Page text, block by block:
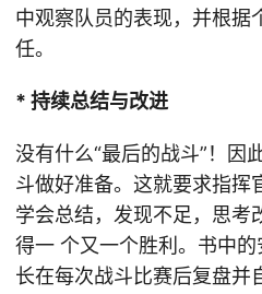
中观察队员的表现，并根据
任。
* 持续总结与改进
没有什么“最后的战斗”！因
斗做好准备。这就要求指挥
学会总结，发现不足，思考
得一 个又一个胜利。书中
长在每次战斗比赛后复盘并